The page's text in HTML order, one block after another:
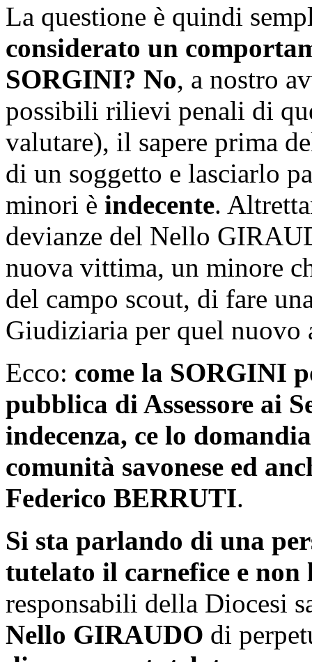
La questione è quindi
considerato un
SORGINI? No, a nostro
possibili rilievi penali di
valutare), il sapere prima
di un soggetto e lasciarlo
minori è indecente.
devianze del Nello
nuova vittima, un minore
del campo scout, di fare
Giudiziaria per quel nuovo
Ecco: come la SORGINI
pubblica di Assessore ai
indecenza, ce lo
comunità savonese ed
Federico BERRUTI.
Si sta parlando di una
tutelato il carnefice e
responsabili della Diocesi
Nello GIRAUDO di